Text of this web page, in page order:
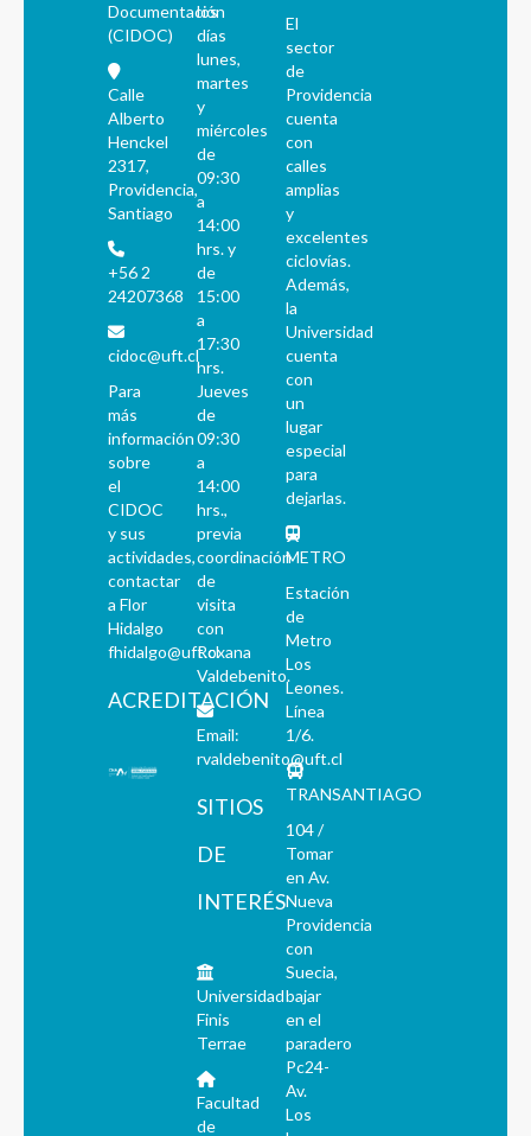
Documentación
(CIDOC)
Calle
Alberto
Henckel
2317,
Providencia,
Santiago
+56 2
24207368
cidoc@uft.cl
Para
más
información
sobre
el
CIDOC
y sus
actividades,
contactar
a Flor
Hidalgo
fhidalgo@uft.cl
ACREDITACIÓN
los
días
lunes,
martes
y
miércoles
de
09:30
a
14:00
hrs. y
de
15:00
a
17:30
hrs.
Jueves
de
09:30
a
14:00
hrs.,
previa
coordinación
de
visita
con
Roxana
Valdebenito.
Email:
rvaldebenito@uft.cl
SITIOS
DE
INTERÉS
Universidad
Finis
Terrae
Facultad
de
El
sector
de
Providencia
cuenta
con
calles
amplias
y
excelentes
ciclovías.
Además,
la
Universidad
cuenta
con
un
lugar
especial
para
dejarlas.
METRO
Estación
de
Metro
Los
Leones.
Línea
1/6.
TRANSANTIAGO
104 /
Tomar
en Av.
Nueva
Providencia
con
Suecia,
bajar
en el
paradero
Pc24-
Av.
Los